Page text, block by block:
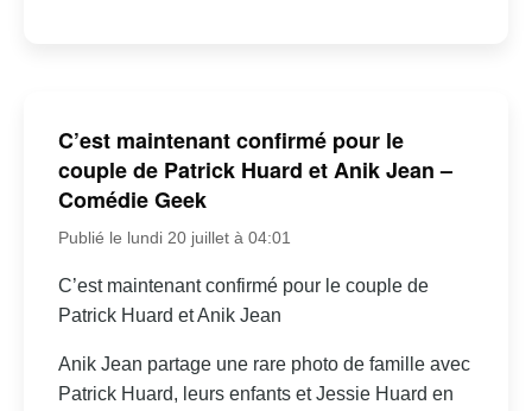
C’est maintenant confirmé pour le
couple de Patrick Huard et Anik Jean –
Comédie Geek
Publié le lundi 20 juillet à 04:01
C’est maintenant confirmé pour le couple de
Patrick Huard et Anik Jean
Anik Jean partage une rare photo de famille avec
Patrick Huard, leurs enfants et Jessie Huard en